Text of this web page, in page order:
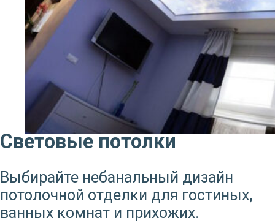
Световые потолки
Выбирайте небанальный дизайн
потолочной отделки для гостиных,
ванных комнат и прихожих.